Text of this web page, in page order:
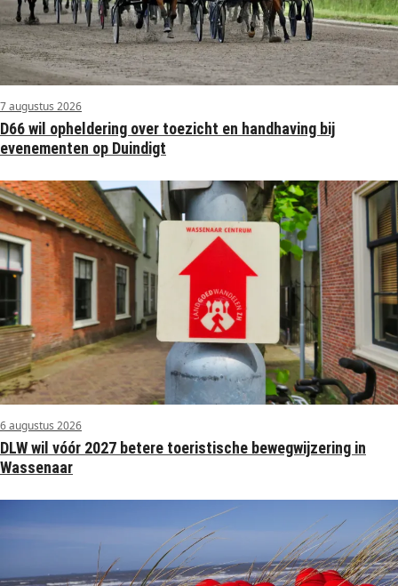
7 augustus 2026
D66 wil opheldering over toezicht en handhaving bij
evenementen op Duindigt
6 augustus 2026
DLW wil vóór 2027 betere toeristische bewegwijzering in
Wassenaar